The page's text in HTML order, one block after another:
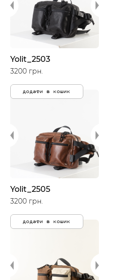
Yolit_2503
3200 грн.
додати в кошик
Yolit_2505
3200 грн.
додати в кошик